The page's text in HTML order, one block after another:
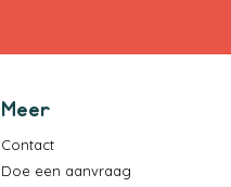
Meer
Contact
Doe een aanvraag